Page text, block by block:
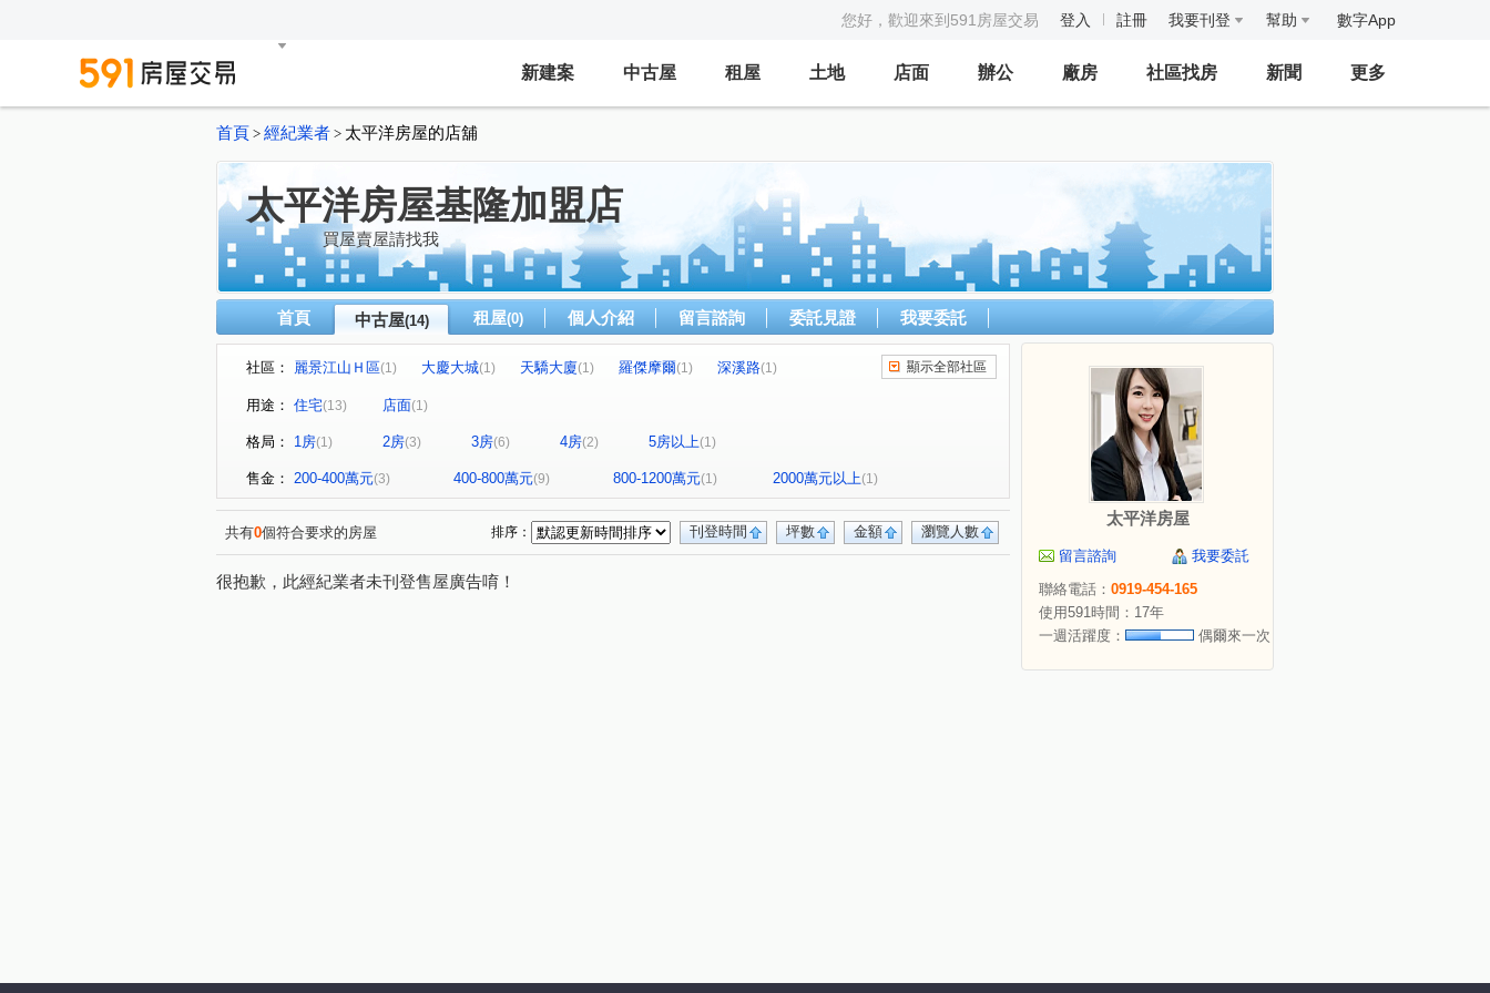
您好，歡迎來到591房屋交易 登入 註冊 我要刊登 幫助 數字App
新建案 中古屋 租屋 土地 店面 辦公 廠房 社區找房 新聞 更多
首頁 > 經紀業者 > 太平洋房屋的店舖
太平洋房屋基隆加盟店
買屋賣屋請找我
首頁 中古屋(14) 租屋(0) 個人介紹 留言諮詢 委託見證 我要委託
社區： 麗景江山Ｈ區(1) 大慶大城(1) 天驕大廈(1) 羅傑摩爾(1) 深溪路(1)
中和路 愛四路
顯示全部社區
用途： 住宅(13) 店面(1)
格局： 1房(1) 2房(3) 3房(6) 4房(2) 5房以上(1)
售金： 200-400萬元(3) 400-800萬元(9) 800-1200萬元(1) 2000萬元以上(1)
共有0個符合要求的房屋 瀏覽人數
金額
坪數
刊登時間
排序：
很抱歉，此經紀業者未刊登售屋廣告唷！
太平洋房屋
留言諮詢
我要委託
聯絡電話： 0919-454-165
使用591時間：17年
一週活躍度：
偶爾來一次